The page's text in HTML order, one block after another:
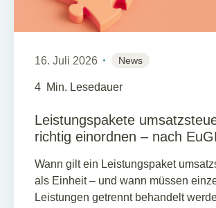
16. Juli 2026 News
4 Min. Lesedauer
Leistungspakete
richtig einordnen – nach
Wann gilt ein Leistungspaket
als Einheit – und wann müssen
Leistungen getrennt behandelt